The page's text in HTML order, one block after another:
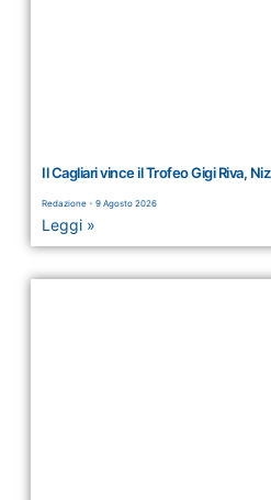
Il Cagliari vince il Trofeo Gigi Riva,
Redazione 9 Agosto 2026
Leggi »